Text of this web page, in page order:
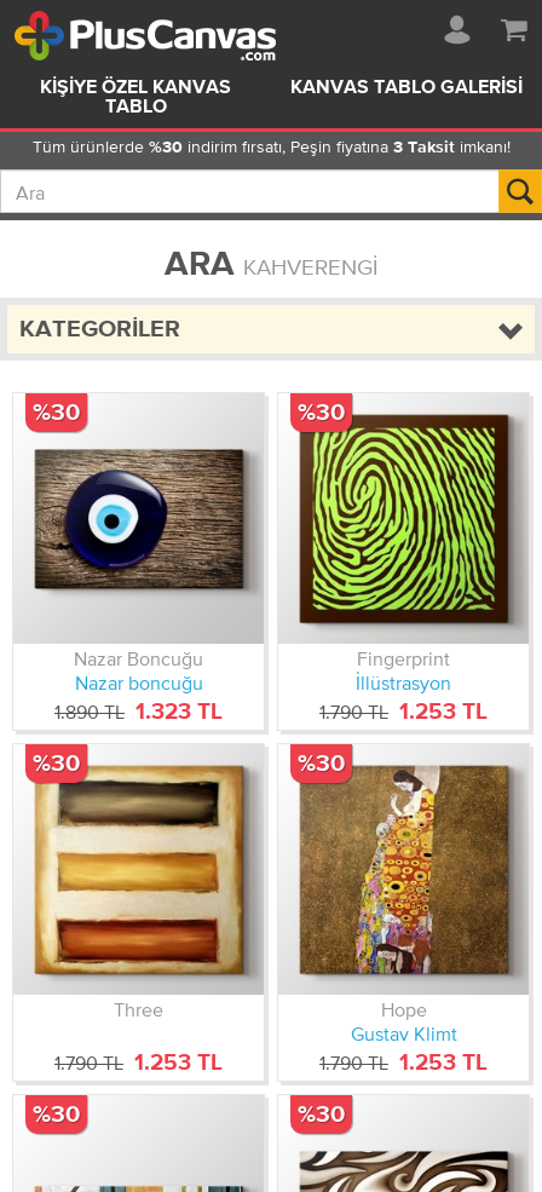
KIŞIYE ÖZEL KANVAS
TABLO
KANVAS TABLO GALERISI
Tüm ürünlerde %30 indirim fırsatı, Peşin fiyatına 3 Taksitimkanı!
ARA KAHVERENGI
KATEGORILER
Nazar Boncuğu
Nazar boncuğu
1.890 TL 1.323 TL
%30
Fingerprint
İllüstrasyon
1.790 TL 1.253 TL
%30
Three
1.790 TL 1.253 TL
%30
Hope
Gustav Klimt
1.790 TL 1.253 TL
%30
%30 %30